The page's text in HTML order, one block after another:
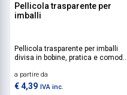
Pellicola trasparente per
imballi
Pellicola trasparente per imballi
divisa in bobine, pratica e comoda
trasporti.
a partire da
€ 4,39 IVA inc.